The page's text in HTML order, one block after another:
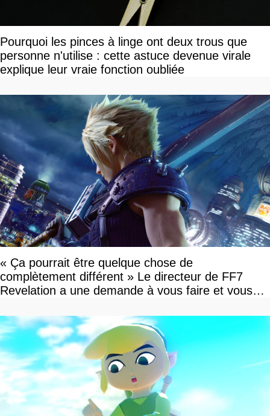
Pourquoi les pinces à linge ont deux trous que
personne n'utilise : cette astuce devenue virale
explique leur vraie fonction oubliée
« Ça pourrait être quelque chose de
complètement différent » Le directeur de FF7
Revelation a une demande à vous faire et vous